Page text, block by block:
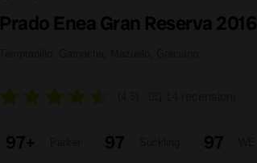
Prado Enea Gran Reserva 2016
97+ 97 97